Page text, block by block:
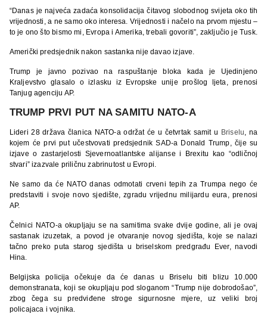
“Danas je najveća zadaća konsolidacija čitavog slobodnog svijeta oko tih
vrijednosti, a ne samo oko interesa. Vrijednosti i načelo na prvom mjestu –
to je ono što bismo mi, Evropa i Amerika, trebali govoriti”, zaključio je Tusk.
Američki predsjednik nakon sastanka nije davao izjave.
Trump je javno pozivao na raspuštanje bloka kada je Ujedinjeno
Kraljevstvo glasalo o izlasku iz Evropske unije prošlog ljeta, prenosi
Tanjug agenciju AP.
TRUMP PRVI PUT NA SAMITU NATO-A
Lideri 28 država članica NATO-a održat će u četvrtak samit u Briselu , na
kojem će prvi put učestvovati predsjednik SAD-a Donald Trump, čije su
izjave o zastarjelosti Sjevernoatlantske alijanse i Brexitu kao “odličnoj
stvari” izazvale priličnu zabrinutost u Evropi.
Ne samo da će NATO danas odmotati crveni tepih za Trumpa nego će
predstaviti i svoje novo sjedište, zgradu vrijednu milijardu eura, prenosi
AP.
Čelnici NATO-a okupljaju se na samitima svake dvije godine, ali je ovaj
sastanak izuzetak, a povod je otvaranje novog sjedišta, koje se nalazi
tačno preko puta starog sjedišta u briselskom predgrađu Ever, navodi
Hina.
Belgijska policija očekuje da će danas u Briselu biti blizu 10.000
demonstranata, koji se okupljaju pod sloganom “Trump nije dobrodošao”,
zbog čega su predviđene stroge sigurnosne mjere, uz veliki broj
policajaca i vojnika.